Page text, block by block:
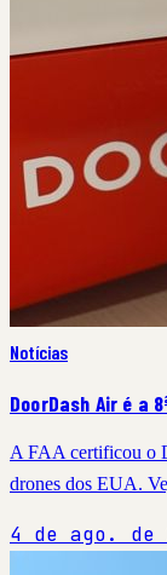
Notícias
DoorDash Air é a
A FAA certificou o
drones dos EUA.
4 de ago. de